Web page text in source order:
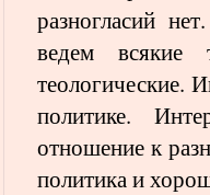
разногласий
ведем
теологические.
политике.
отношение к
политика и